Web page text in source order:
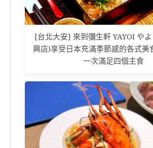
[台北大安] 來到彌生軒 YAYOI や
興店)享受日本充滿季節感的各式美
一次滿足四個主食